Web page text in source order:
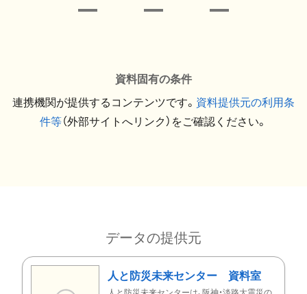
資料固有の条件
連携機関が提供するコンテンツです。 資料提供元の利用条
件等（外部サイトへリンク）をご確認ください。
データの提供元
人と防災未来センター 資料室